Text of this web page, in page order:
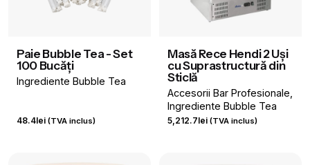
Paie Bubble Tea - Set
100 Bucăți
Ingrediente Bubble Tea
48.4lei (TVA inclus)
Masă Rece Hendi 2 Uși
cu Suprastructură din
Sticlă
Accesorii Bar Profesionale
Ingrediente Bubble Tea
5,212.7lei (TVA inclus)